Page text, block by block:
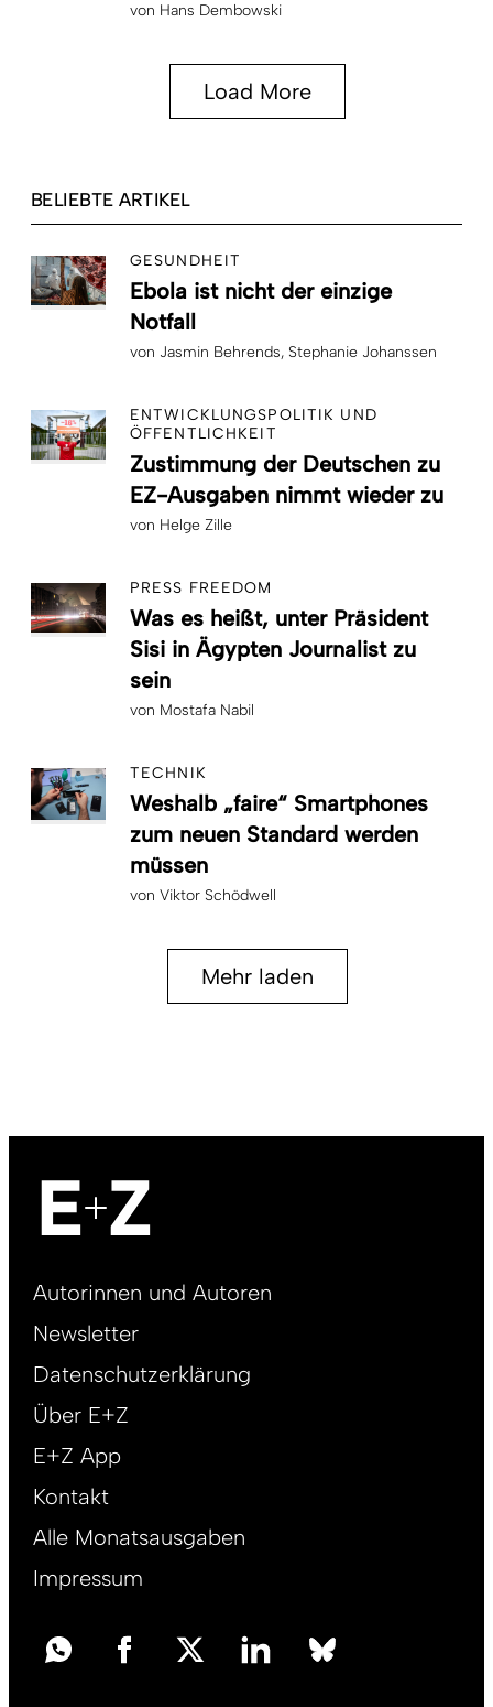
von Hans Dembowski
Load More
BELIEBTE ARTIKEL
GESUNDHEIT
Ebola ist nicht der einzige
Notfall
von Jasmin Behrends Stephanie Johanssen
ENTWICKLUNGSPOLITIK UND
ÖFFENTLICHKEIT
Zustimmung der Deutschen zu
EZ-Ausgaben nimmt wieder zu
von Helge Zille
PRESS FREEDOM
Was es heißt, unter Präsident
Sisi in Ägypten Journalist zu
sein
von Mostafa Nabil
TECHNIK
Weshalb „faire“ Smartphones
zum neuen Standard werden
müssen
von Viktor Schödwell
Mehr laden
Footer
DE
Autorinnen und Autoren
Newsletter
Datenschutzerklärung
Über E+Z
E+Z App
Kontakt
Alle Monatsausgaben
Impressum